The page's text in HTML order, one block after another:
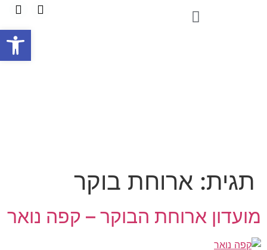
תגית: ארוחת בוקר
מועדון ארוחת הבוקר – קפה נואר